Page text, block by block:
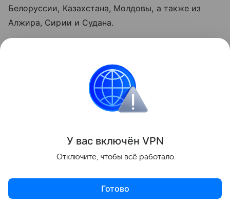
Белоруссии, Казахстана, Молдовы, а также из
Алжира, Сирии и Судана.
каждым годом становится жестче, и прошли его
честно. Теперь у них есть форма, экипаж и курс.
У вас включён VPN
Отключите, чтобы всё работало
Готово